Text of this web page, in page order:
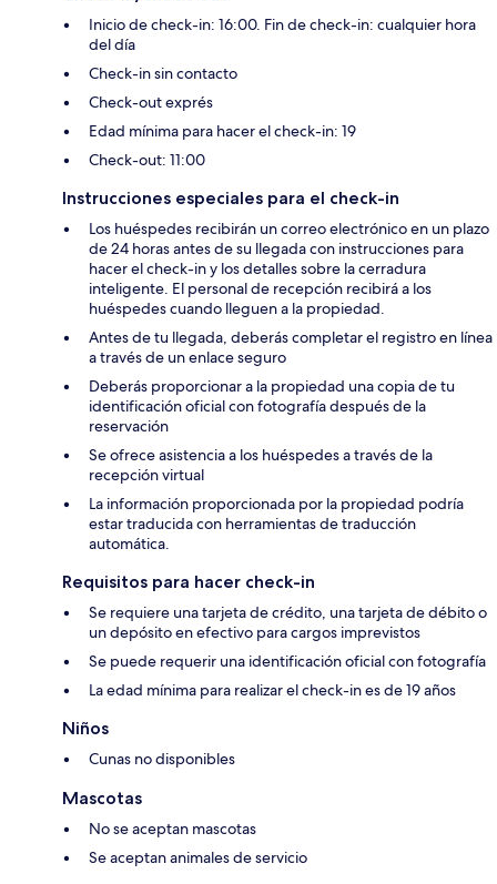
Inicio de check-in: 16:00. Fin de check-in: cualquier hora
del día
Check-in sin contacto
Check-out exprés
Edad mínima para hacer el check-in: 19
Check-out: 11:00
Instrucciones especiales para el check-in
Los huéspedes recibirán un correo electrónico en un plazo
de 24 horas antes de su llegada con instrucciones para
hacer el check-in y los detalles sobre la cerradura
inteligente. El personal de recepción recibirá a los
huéspedes cuando lleguen a la propiedad.
Antes de tu llegada, deberás completar el registro en línea
a través de un enlace seguro
Deberás proporcionar a la propiedad una copia de tu
identificación oficial con fotografía después de la
reservación
Se ofrece asistencia a los huéspedes a través de la
recepción virtual
La información proporcionada por la propiedad podría
estar traducida con herramientas de traducción
automática.
Requisitos para hacer check-in
Se requiere una tarjeta de crédito, una tarjeta de débito o
un depósito en efectivo para cargos imprevistos
Se puede requerir una identificación oficial con fotografía
La edad mínima para realizar el check-in es de 19 años
Niños
Cunas no disponibles
Mascotas
No se aceptan mascotas
Se aceptan animales de servicio